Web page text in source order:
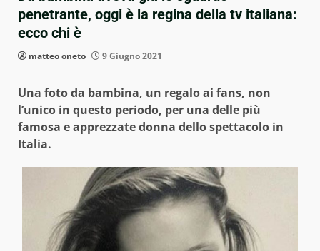
penetrante, oggi è la regina della tv italiana:
ecco chi è
matteo oneto 9 Giugno 2021
Una foto da bambina, un regalo ai fans, non
l’unico in questo periodo, per una delle più
famosa e apprezzate donna dello spettacolo in
Italia.